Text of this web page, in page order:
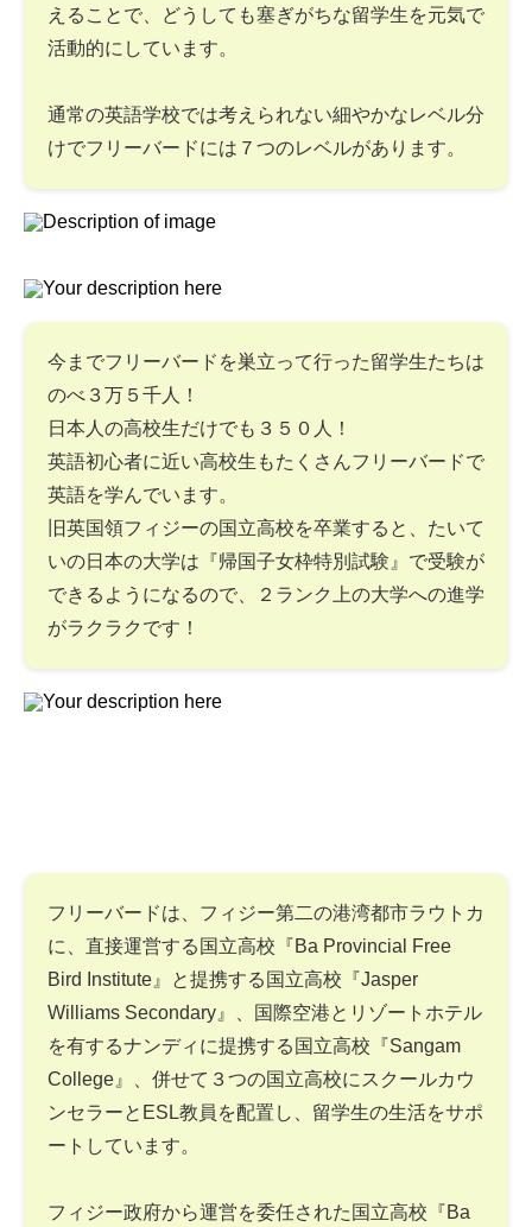
えることで、どうしても塞ぎがちな留学生を元気で
活動的にしています。
通常の英語学校では考えられない細やかなレベル分
けでフリーバードには７つのレベルがあります。
今までフリーバードを巣立って行った留学生たちは
のべ３万５千人！
日本人の高校生だけでも３５０人！
英語初心者に近い高校生もたくさんフリーバードで
英語を学んでいます。
旧英国領フィジーの国立高校を卒業すると、たいて
いの日本の大学は『帰国子女枠特別試験』で受験が
できるようになるので、２ランク上の大学への進学
がラクラクです！
フリーバードは、フィジー第二の港湾都市ラウトカ
に、直接運営する国立高校『Ba Provincial Free
Bird Institute』と提携する国立高校『Jasper
Williams Secondary』、国際空港とリゾートホテル
を有するナンディに提携する国立高校『Sangam
College』、併せて３つの国立高校にスクールカウ
ンセラーとESL教員を配置し、留学生の生活をサポ
ートしています。
フィジー政府から運営を委任された国立高校『Ba